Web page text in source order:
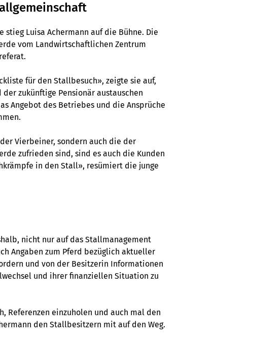
Luisa Achermann auf die Bühne. Die
vom Landwirtschaftlichen Zentrum
für den Stallbesuch», zeigte sie auf,
zukünftige Pensionär austauschen
Angebot des Betriebes und die Ansprüche
Vierbeiner, sondern auch die der
zufrieden sind, sind es auch die Kunden
in den Stall», resümiert die junge
nicht nur auf das Stallmanagement
Angaben zum Pferd bezüglich aktueller
und von der Besitzerin Informationen
und ihrer finanziellen Situation zu
Referenzen einzuholen und auch mal den
den Stallbesitzern mit auf den Weg.